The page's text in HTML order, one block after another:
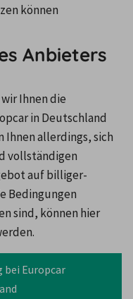
können
Anbieters
Ihnen die
in Deutschland
Ihnen allerdings, sich
vollständigen
auf billiger-
Bedingungen
sind, können hier
bei Europcar